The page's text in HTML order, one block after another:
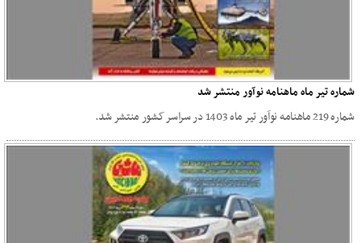
شماره تیر ماه ماهنامه نوآور منتشر شد
شماره 219 ماهنامه نوآور تیر ماه 1403 در سراسر کشور منتشر شد.